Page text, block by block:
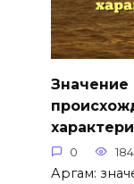
Значение
0 184
Аргам: